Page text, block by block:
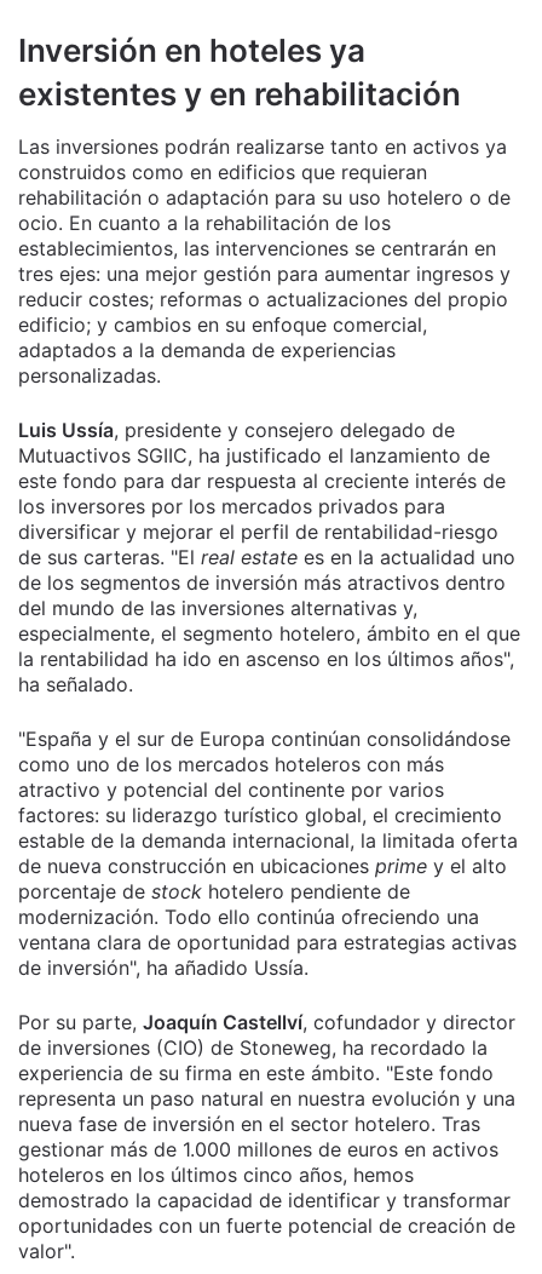
Inversión en hoteles ya
existentes y en rehabilitación
Las inversiones podrán realizarse tanto en activos ya
construidos como en edificios que requieran
rehabilitación o adaptación para su uso hotelero o de
ocio. En cuanto a la rehabilitación de los
establecimientos, las intervenciones se centrarán en
tres ejes: una mejor gestión para aumentar ingresos y
reducir costes; reformas o actualizaciones del propio
edificio; y cambios en su enfoque comercial,
adaptados a la demanda de experiencias
personalizadas.
Luis Ussía, presidente y consejero delegado de
Mutuactivos SGIIC, ha justificado el lanzamiento de
este fondo para dar respuesta al creciente interés de
los inversores por los mercados privados para
diversificar y mejorar el perfil de rentabilidad-riesgo
de sus carteras. "El real estate es en la actualidad uno
de los segmentos de inversión más atractivos dentro
del mundo de las inversiones alternativas y,
especialmente, el segmento hotelero, ámbito en el que
la rentabilidad ha ido en ascenso en los últimos años",
ha señalado.
"España y el sur de Europa continúan consolidándose
como uno de los mercados hoteleros con más
atractivo y potencial del continente por varios
factores: su liderazgo turístico global, el crecimiento
estable de la demanda internacional, la limitada oferta
de nueva construcción en ubicaciones prime y el alto
porcentaje de stock hotelero pendiente de
modernización. Todo ello continúa ofreciendo una
ventana clara de oportunidad para estrategias activas
de inversión", ha añadido Ussía.
Por su parte, Joaquín Castellví, cofundador y director
de inversiones (CIO) de Stoneweg, ha recordado la
experiencia de su firma en este ámbito. "Este fondo
representa un paso natural en nuestra evolución y una
nueva fase de inversión en el sector hotelero. Tras
gestionar más de 1.000 millones de euros en activos
hoteleros en los últimos cinco años, hemos
demostrado la capacidad de identificar y transformar
oportunidades con un fuerte potencial de creación de
valor".